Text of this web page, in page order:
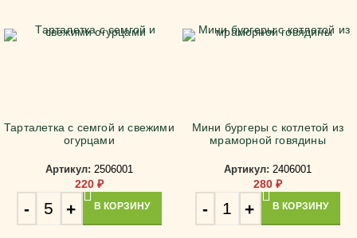
Тарталетка с семгой и свежими
огурцами
Артикул: 2506001
220 ₽
В КОРЗИНУ
Мини бургеры с котлетой из
мраморной говядины
Артикул: 2406001
280 ₽
В КОРЗИНУ